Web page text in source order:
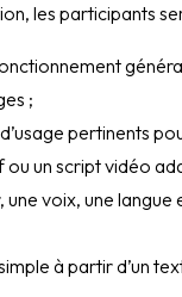
les participants
;
pertinents
un script vidéo
une voix, une langue
à partir d’un